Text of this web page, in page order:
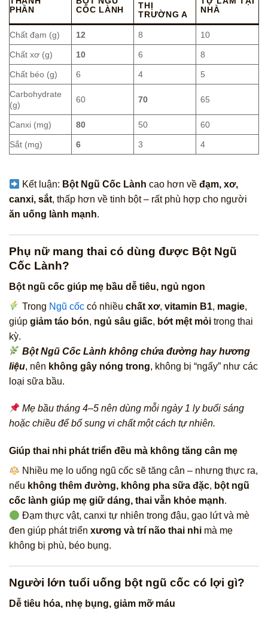
PHẦN
CỐC LÀNH
THỊ
TRƯỜNG A
NHÀ
Chất đạm (g) 12 8 10
Chất xơ (g) 10 6 8
Chất béo (g) 6 4 5
Carbohydrate
(g)
60 70 65
Canxi (mg) 80 50 60
Sắt (mg) 6 3 4
Kết luận: Bột Ngũ Cốc Lành cao hơn vềđạm, xơ,
canxi, sắt, thấp hơn về tinh bột – rất phù hợp cho người
ăn uống lành mạnh.
Phụ nữ mang thai có dùng được Bột Ngũ
Cốc Lành?
Bột ngũ cốc giúp mẹ bầu dễ tiêu, ngủ ngon
Trong Ngũ cốc có nhiềuchất xơ,vitamin B1, magie,
giúp giảm táo bón, ngủ sâu giấc, bớt mệt mỏi trong thai
kỳ.
Bột Ngũ Cốc Lành không chứa đường hay hương
liệu, nên không gây nóng trong, không bị “ngấy” như các
loại sữa bầu.
Mẹ bầu tháng 4–5 nên dùng mỗi ngày 1 ly buổi sáng
hoặc chiều để bổ sung vi chất một cách tự nhiên.
Giúp thai nhi phát triển đều mà không tăng cân mẹ
Nhiều mẹ lo uống ngũ cốc sẽ tăng cân – nhưng thực ra,
nếu không thêm đường, không pha sữa đặc, bột ngũ
cốc lành giúp mẹ giữ dáng, thai vẫn khỏe mạnh.
Đạm thực vật, canxi tự nhiên trong đậu, gạo lứt và mè
đen giúp phát triển xương và trí não thai nhi mà mẹ
không bị phù, béo bụng.
Người lớn tuổi uống bột ngũ cốc có lợi gì?
Dễ tiêu hóa, nhẹ bụng, giảm mỡ máu